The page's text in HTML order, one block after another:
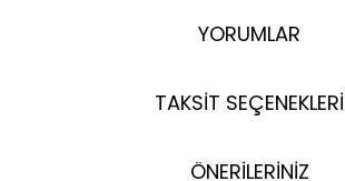
YORUMLAR
TAKSİT SEÇENEKLERİ
ÖNERİLERİNİZ